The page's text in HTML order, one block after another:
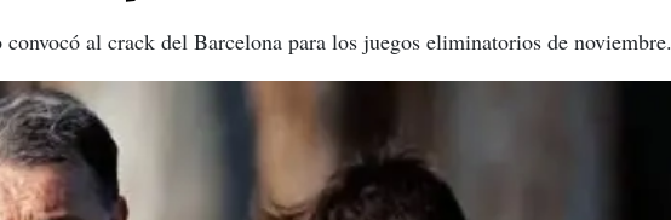
al crack del Barcelona para los juegos eliminatorios de noviembre.